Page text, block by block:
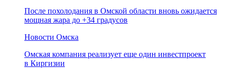
После похолодания в Омской области вновь ожидается
мощная жара до +34 градусов
Новости Омска
Омская компания реализует еще один инвестпроект
в Киргизии